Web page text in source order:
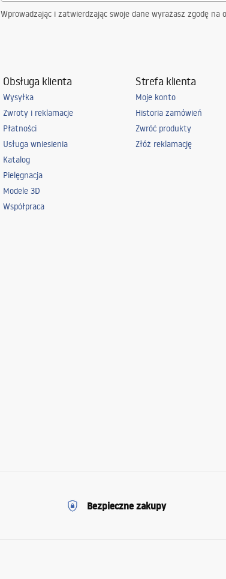
Wprowadzając i zatwierdzając swoje dane wyrażasz zgodę
Obsługa klienta
Wysyłka
Zwroty i reklamacje
Płatności
Usługa wniesienia
Katalog
Pielęgnacja
Modele 3D
Współpraca
Strefa klienta
Moje konto
Historia zamówień
Zwróć produkty
Złóż reklamację
Bezpieczne zakupy